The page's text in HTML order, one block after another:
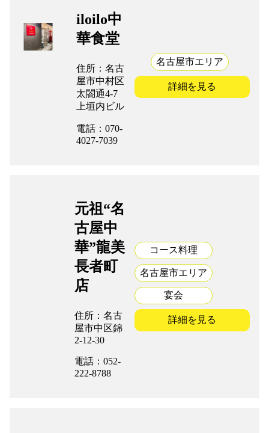
iloilo中
華食堂
住所：名古
屋市中村区
太閤通4-7
上垣内ビル
電話：070-
4027-7039
名古屋市エリア
詳細を見る
元祖“名
古屋中
華”龍美
長者町
店
住所：名古
屋市中区錦
2-12-30
電話：052-
222-8788
コース料理
名古屋市エリア
宴会
詳細を見る